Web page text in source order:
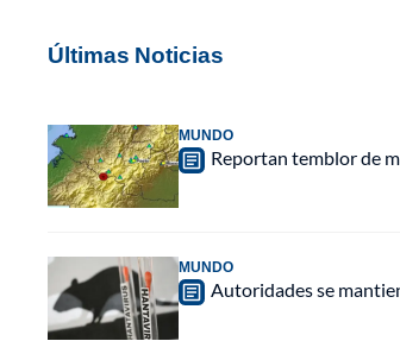
Últimas Noticias
MUNDO
Reportan temblor de
MUNDO
Autoridades se